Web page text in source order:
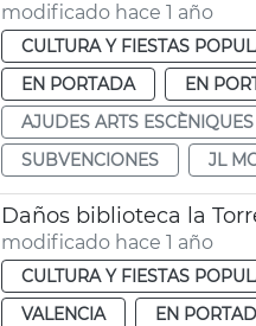
modificado hace 1 año
CULTURA Y FIESTAS
EN PORTADA
EN
AJUDES ARTS ESCÈNIQUES
SUBVENCIONES
JL
Daños biblioteca la
modificado hace 1 año
CULTURA Y FIESTAS
VALENCIA
EN